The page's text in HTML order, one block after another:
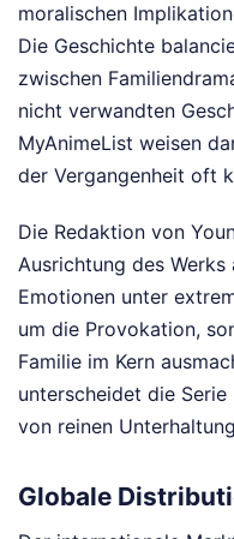
moralischen
Die Geschichte
zwischen
nicht verwandten
MyAnimeList weisen
der Vergangenheit oft
Die Redaktion von
Ausrichtung des
Emotionen unter
um die Provokation,
Familie im Kern
unterscheidet die
von reinen
Globale